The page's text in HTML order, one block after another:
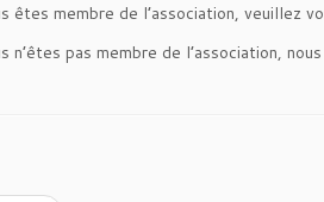
êtes membre de l’association, veuillez
n’êtes pas membre de l’association,